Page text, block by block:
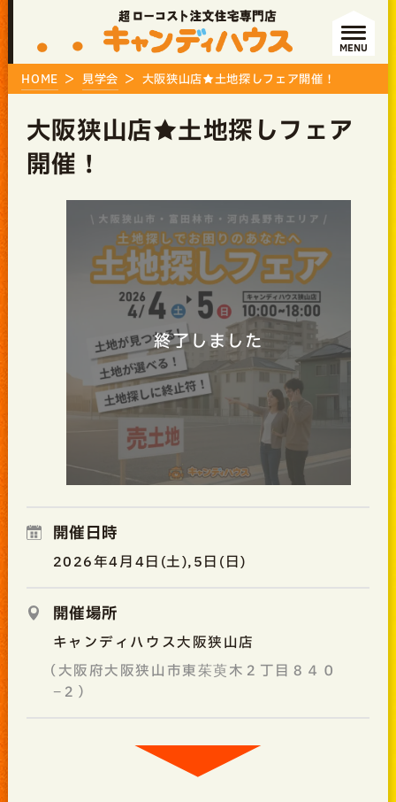
MENU
HOME 見学会 大阪狭山店★土地探しフェア開催！
大阪狭山店★土地探しフェア
開催！
終了しました
開催日時
2026年4月4日(土),5日(日)
開催場所
キャンディハウス大阪狭山店
（大阪府大阪狭山市東茱萸木２丁目８４０
−２）